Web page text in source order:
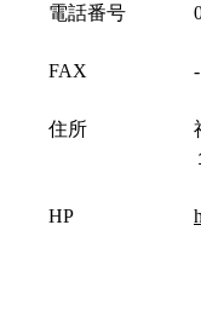
電話番号
FAX -
住所
HP